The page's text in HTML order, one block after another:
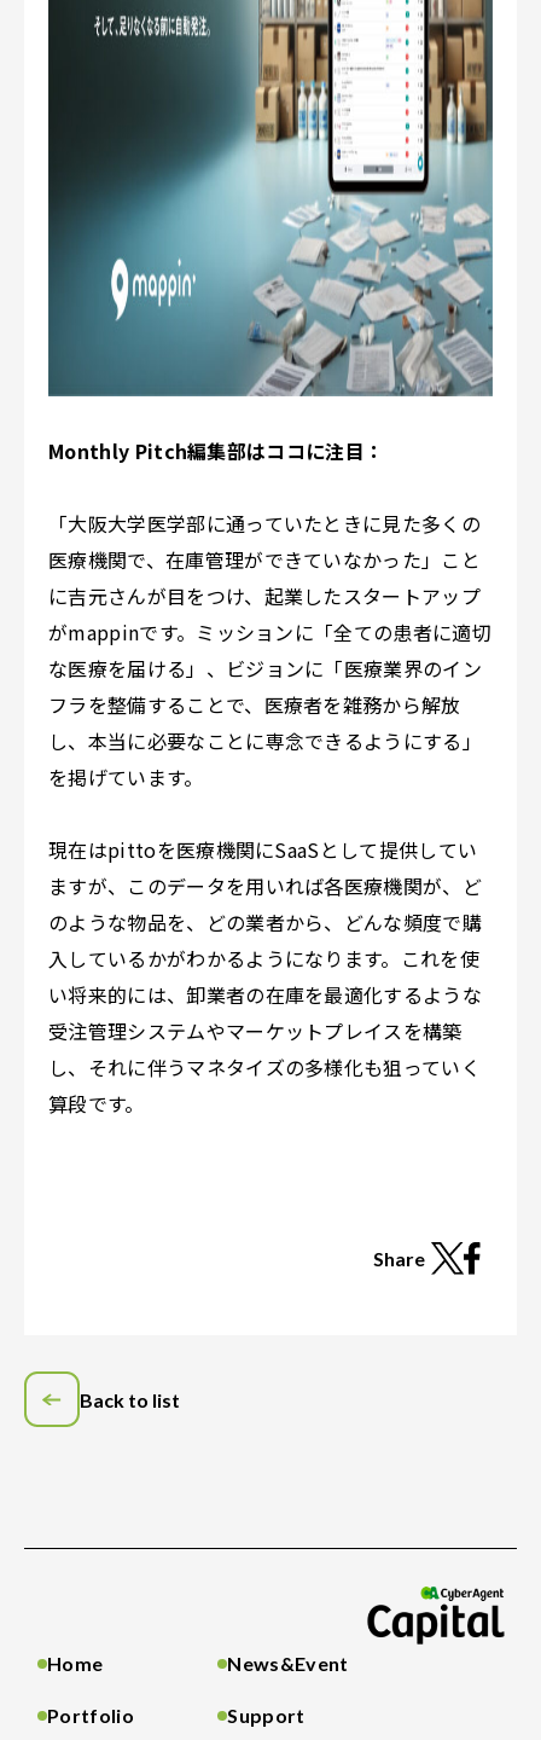
Monthly Pitch編集部はココに注目：
「大阪大学医学部に通っていたときに見た多くの
医療機関で、在庫管理ができていなかった」こと
に吉元さんが目をつけ、起業したスタートアップ
がmappinです。ミッションに「全ての患者に適切
な医療を届ける」、ビジョンに「医療業界のイン
フラを整備することで、医療者を雑務から解放
し、本当に必要なことに専念できるようにする」
を掲げています。
現在はpittoを医療機関にSaaSとして提供してい
ますが、このデータを用いれば各医療機関が、ど
のような物品を、どの業者から、どんな頻度で購
入しているかがわかるようになります。これを使
い将来的には、卸業者の在庫を最適化するような
受注管理システムやマーケットプレイスを構築
し、それに伴うマネタイズの多様化も狙っていく
算段です。
Share
Back to list
Home
Portfolio
News&Event
Support